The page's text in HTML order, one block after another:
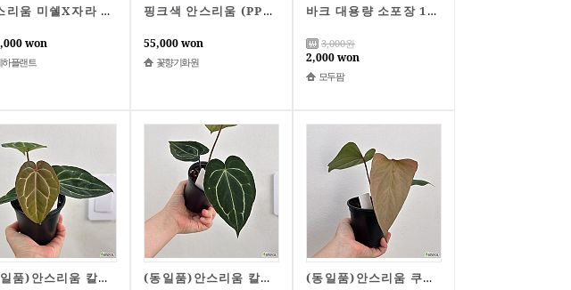
안스리움 미쉘X자라 (닥블락개체) 셀프 씨들링
won
하플랜트
핑크색 안스리움 (PP분)
55,000 won
꽃향기화원
바크 대용량 소포장 1리터 3리터 10리터 난분갈이 분갈이흙 서양난분갈이 조경용 정원용 덴드로비움전용 무늬 안시리움전용 심폴
3,000원
2,000 won
모두팜
(동일품)안스리움 칼라블랙키레드크리스탈리넘 x 크리스탈리넘 다크나이트 2번 (동일품)안스리움 칼라블랙키레드크리스탈리넘 x 크리스탈리넘 다크나이트 1번 (동일품)안스리움 쿠란데로 2번